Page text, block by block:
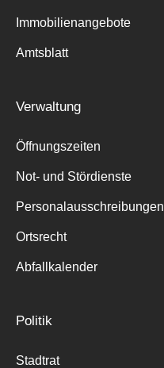
Immobilienangebote
Amtsblatt
Verwaltung
Öffnungszeiten
Not- und Stördienste
Personalausschreibungen
Ortsrecht
Abfallkalender
Politik
Stadtrat